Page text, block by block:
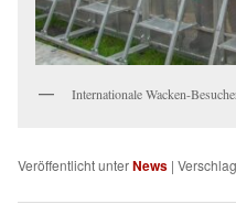
Internationale Wacken-
Veröffentlicht unterNews |